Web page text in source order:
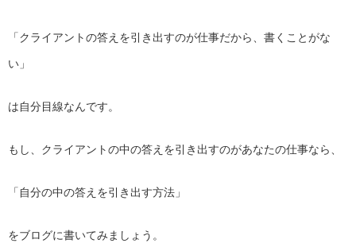
「クライアントの答えを引き出すのが仕事だから、書くことがな
い」
は自分目線なんです。
もし、クライアントの中の答えを引き出すのがあなたの仕事なら、
「自分の中の答えを引き出す方法」
をブログに書いてみましょう。